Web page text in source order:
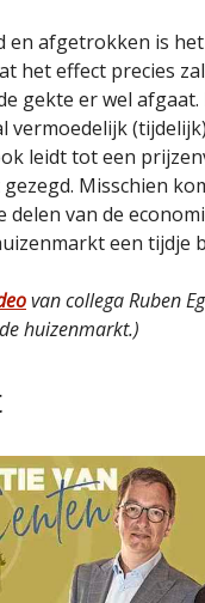
en afgetrokken is
het effect precies
gekte er wel
vermoedelijk
leidt tot een
Misschien
delen van de
een tijdje
van collega Ruben
huizenmarkt.)